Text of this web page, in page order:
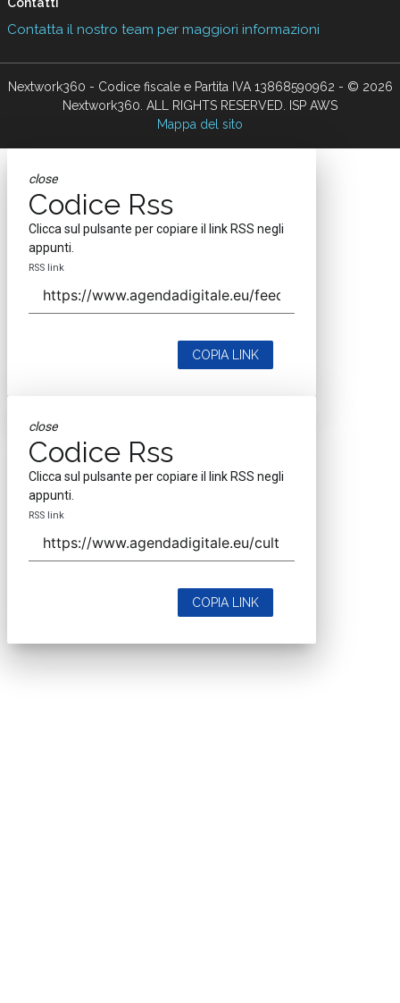
Contatti
Contatta il nostro team per maggiori informazioni
Nextwork360 - Codice fiscale e Partita IVA 13868590962 - © 2026
Nextwork360. ALL RIGHTS RESERVED. ISP AWS
Mappa del sito
close
Codice Rss
Clicca sul pulsante per copiare il link RSS negli
appunti.
RSS link
COPIA LINK
close
Codice Rss
Clicca sul pulsante per copiare il link RSS negli
appunti.
RSS link
COPIA LINK